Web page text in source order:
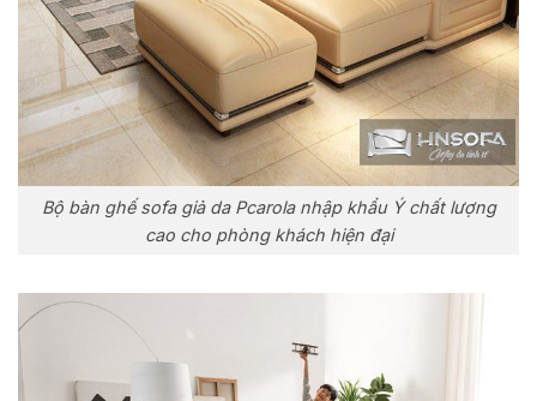
Bộ bàn ghế sofa giả da Pcarola nhập khẩu Ý chất lượng
cao cho phòng khách hiện đại